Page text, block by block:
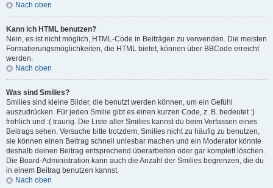
Nach oben
Kann ich HTML benutzen?
Nein, es ist nicht möglich, HTML-Code in Beiträgen zu verwenden. Die meisten
Formatierungsmöglichkeiten, die HTML bietet, können über BBCode erreicht
werden.
Nach oben
Was sind Smilies?
Smilies sind kleine Bilder, die benutzt werden können, um ein Gefühl
auszudrücken. Für jeden Smilie gibt es einen kurzen Code, z. B. bedeutet :)
fröhlich und :( traurig. Die Liste aller Smilies kannst du beim Verfassen eines
Beitrags sehen. Versuche bitte trotzdem, Smilies nicht zu häufig zu benutzen,
sie können einen Beitrag schnell unlesbar machen und ein Moderator könnte
deshalb deinen Beitrag entsprechend überarbeiten oder gar komplett löschen.
Die Board-Administration kann auch die Anzahl der Smilies begrenzen, die du
in einem Beitrag benutzen kannst.
Nach oben